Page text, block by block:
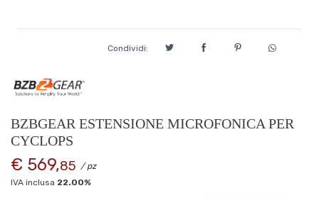
Condividi:
BZBGEAR ESTENSIONE MICROFONICA PER
CYCLOPS
€ 569,85 / pz
IVA inclusa 22.00%